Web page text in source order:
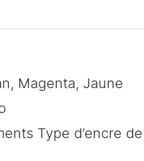
Magenta, Jaune
Type d’encre